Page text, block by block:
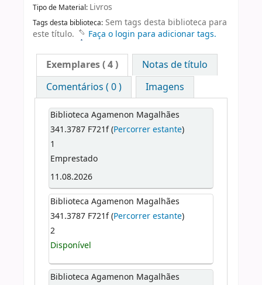
Tipo de Material: Livros
Tags desta biblioteca: Sem tags desta biblioteca para
este título.
Faça o login para adicionar tags.
Exemplares( 4 )
Notas de título
Comentários ( 0 )
Imagens
Biblioteca Agamenon Magalhães
341.3787 F721f (Percorrer estante)
1
Emprestado
11.08.2026
Biblioteca Agamenon Magalhães
341.3787 F721f (Percorrer estante)
2
Disponível
Biblioteca Agamenon Magalhães